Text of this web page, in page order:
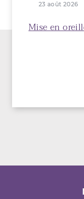
23 août 2026
Mise en